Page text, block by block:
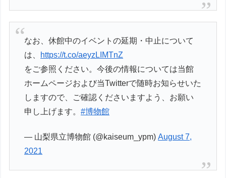
なお、休館中のイベントの延期・中止について
は、
https://t.co/aeyzLIMTnZ
をご参照ください。今後の情報については当館
ホームページおよび当Twitterで随時お知らせいた
しますので、ご確認くださいますよう、お願い
申し上げます。#博物館
— 山梨県立博物館 (@kaiseum_ypm)August 7,
2021